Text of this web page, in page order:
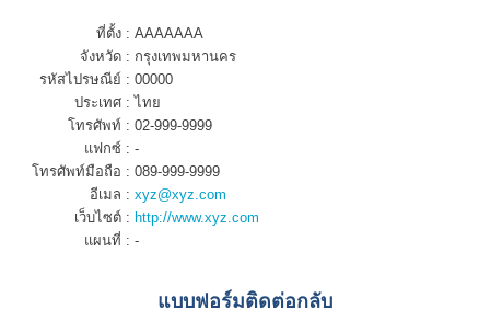
ที่ตั้ง : AAAAAAA
จังหวัด : กรุงเทพมหานคร
รหัสไปรษณีย์ : 00000
ประเทศ : ไทย
โทรศัพท์ : 02-999-9999
แฟกซ์ : -
โทรศัพท์มือถือ : 089-999-9999
อีเมล : xyz@xyz.com
เว็บไซต์ : http://www.xyz.com
แผนที่ : -
แบบฟอร์มติดต่อกลับ